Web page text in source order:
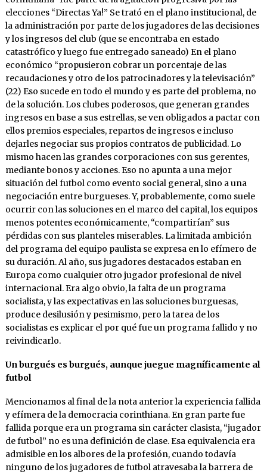
elecciones “Directas Ya!” Se trató en el plano institucional, de
la administración por parte de los jugadores de las decisiones
y los ingresos del club (que se encontraba en estado
catastrófico y luego fue entregado saneado) En el plano
económico “propusieron cobrar un porcentaje de las
recaudaciones y otro de los patrocinadores y la televisación”
(22) Eso sucede en todo el mundo y es parte del problema, no
de la solución. Los clubes poderosos, que generan grandes
ingresos en base a sus estrellas, se ven obligados a pactar con
ellos premios especiales, repartos de ingresos e incluso
dejarles negociar sus propios contratos de publicidad. Lo
mismo hacen las grandes corporaciones con sus gerentes,
mediante bonos y acciones. Eso no apunta a una mejor
situación del futbol como evento social general, sino a una
negociación entre burgueses. Y, probablemente, como suele
ocurrir con las soluciones en el marco del capital, los equipos
menos potentes económicamente, “compartirían” sus
pérdidas con sus planteles miserables. La limitada ambición
del programa del equipo paulista se expresa en lo efímero de
su duración. Al año, sus jugadores destacados estaban en
Europa como cualquier otro jugador profesional de nivel
internacional. Era algo obvio, la falta de un programa
socialista, y las expectativas en las soluciones burguesas,
produce desilusión y pesimismo, pero la tarea de los
socialistas es explicar el por qué fue un programa fallido y no
reivindicarlo.
Un burgués es burgués, aunque juegue magníficamente al
futbol
Mencionamos al final de la nota anterior la experiencia fallida
y efímera de la democracia corinthiana. En gran parte fue
fallida porque era un programa sin carácter clasista, “jugador
de futbol” no es una definición de clase. Esa equivalencia era
admisible en los albores de la profesión, cuando todavía
ninguno de los jugadores de futbol atravesaba la barrera de